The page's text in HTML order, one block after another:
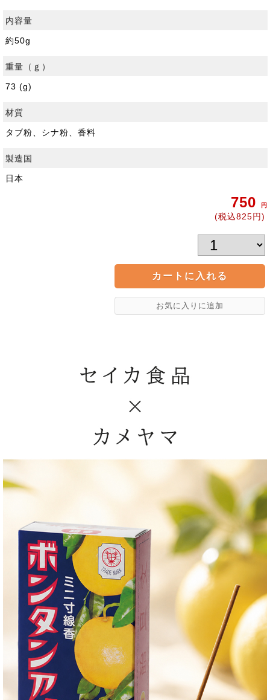
内容量
約50g
重量（ｇ）
73 (g)
材質
タブ粉、シナ粉、香料
製造国
日本
750 円
(税込825円)